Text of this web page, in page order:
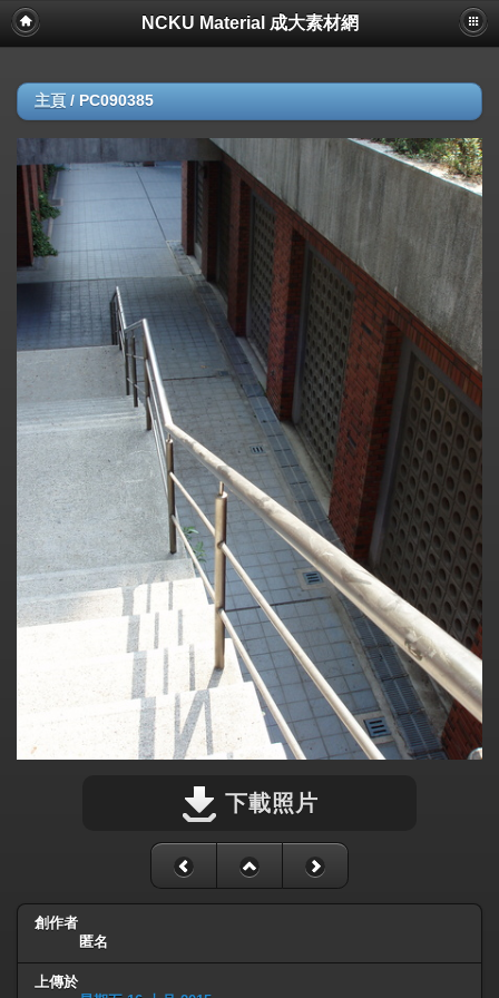
NCKU Material 成大素材網
主頁 / PC090385
下載照片
創作者
匿名
上傳於